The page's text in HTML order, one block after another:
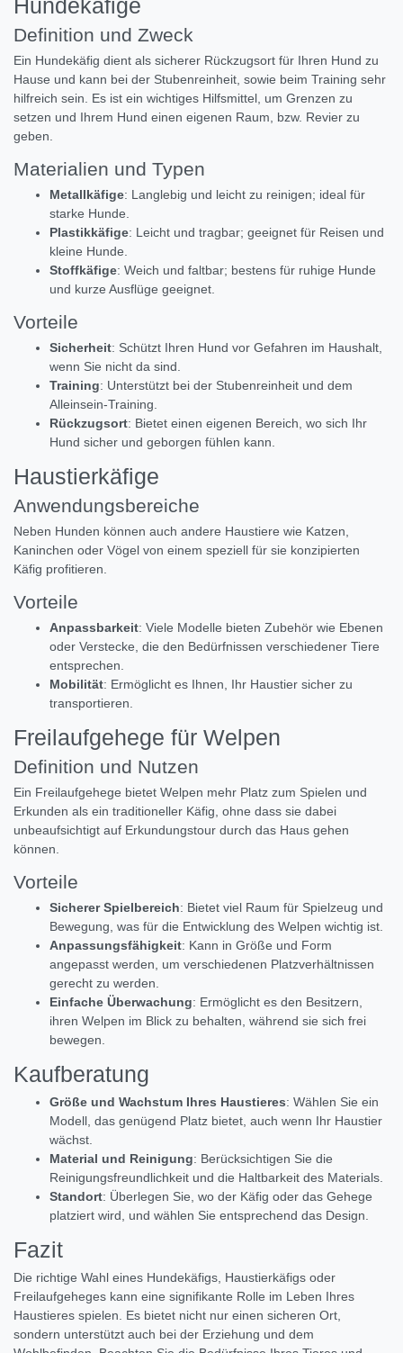
Hundekäfige
Definition und Zweck
Ein Hundekäfig dient als sicherer Rückzugsort für Ihren Hund zu
Hause und kann bei der Stubenreinheit, sowie beim Training sehr
hilfreich sein. Es ist ein wichtiges Hilfsmittel, um Grenzen zu
setzen und Ihrem Hund einen eigenen Raum, bzw. Revier zu
geben.
Materialien und Typen
Metallkäfige: Langlebig und leicht zu reinigen; ideal für
starke Hunde.
Plastikkäfige: Leicht und tragbar; geeignet für Reisen und
kleine Hunde.
Stoffkäfige: Weich und faltbar; bestens für ruhige Hunde
und kurze Ausflüge geeignet.
Vorteile
Sicherheit: Schützt Ihren Hund vor Gefahren im Haushalt,
wenn Sie nicht da sind.
Training: Unterstützt bei der Stubenreinheit und dem
Alleinsein-Training.
Rückzugsort: Bietet einen eigenen Bereich, wo sich Ihr
Hund sicher und geborgen fühlen kann.
Haustierkäfige
Anwendungsbereiche
Neben Hunden können auch andere Haustiere wie Katzen,
Kaninchen oder Vögel von einem speziell für sie konzipierten
Käfig profitieren.
Vorteile
Anpassbarkeit: Viele Modelle bieten Zubehör wie Ebenen
oder Verstecke, die den Bedürfnissen verschiedener Tiere
entsprechen.
Mobilität: Ermöglicht es Ihnen, Ihr Haustier sicher zu
transportieren.
Freilaufgehege für Welpen
Definition und Nutzen
Ein Freilaufgehege bietet Welpen mehr Platz zum Spielen und
Erkunden als ein traditioneller Käfig, ohne dass sie dabei
unbeaufsichtigt auf Erkundungstour durch das Haus gehen
können.
Vorteile
Sicherer Spielbereich: Bietet viel Raum für Spielzeug und
Bewegung, was für die Entwicklung des Welpen wichtig ist.
Anpassungsfähigkeit: Kann in Größe und Form
angepasst werden, um verschiedenen Platzverhältnissen
gerecht zu werden.
Einfache Überwachung: Ermöglicht es den Besitzern,
ihren Welpen im Blick zu behalten, während sie sich frei
bewegen.
Kaufberatung
Größe und Wachstum Ihres Haustieres: Wählen Sie ein
Modell, das genügend Platz bietet, auch wenn Ihr Haustier
wächst.
Material und Reinigung: Berücksichtigen Sie die
Reinigungsfreundlichkeit und die Haltbarkeit des Materials.
Standort: Überlegen Sie, wo der Käfig oder das Gehege
platziert wird, und wählen Sie entsprechend das Design.
Fazit
Die richtige Wahl eines Hundekäfigs, Haustierkäfigs oder
Freilaufgeheges kann eine signifikante Rolle im Leben Ihres
Haustieres spielen. Es bietet nicht nur einen sicheren Ort,
sondern unterstützt auch bei der Erziehung und dem